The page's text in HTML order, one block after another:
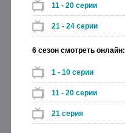
11 - 20 серии
21 - 24 серии
6 сезон смотреть онлайн:
1 - 10 серии
11 - 20 серии
21 серия